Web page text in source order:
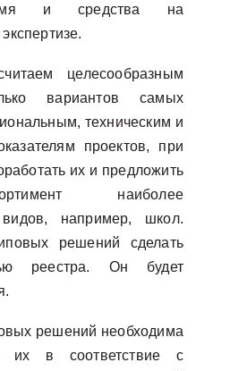
и средства на
целесообразным
вариантов самых
техническим и
проектов, при
их и предложить
наиболее
видов, например, школ.
решений сделать
реестра. Он будет
решений необходима
их в соответствие с